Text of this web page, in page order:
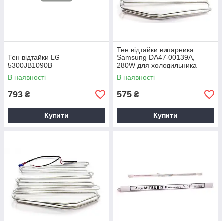
Тен відтайки LG
5300JB1090B
В наявності
793 ₴
Купити
Тен відтайки випарника
Samsung DA47-00139A,
280W для холодильника
В наявності
575 ₴
Купити